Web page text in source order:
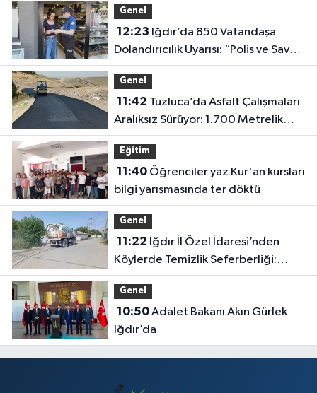
Genel
12:23
Dolandırıcılık Uyarısı: “Polis ve Savcı
Para İstemez”
Genel
11:42
Aralıksız Sürüyor: 1.700 Metrelik
Kısım Tamamlandı
Eğitim
11:40Öğrenciler yaz Kur'an kursları
bilgi yarışmasında ter döktü
Genel
11:22
Köylerde Temizlik Seferberliği:
“Daha Yaşanabilir Çevre İçin
Sahadayız”
Genel
10:50Adalet Bakanı Akın Gürlek
Iğdır’da